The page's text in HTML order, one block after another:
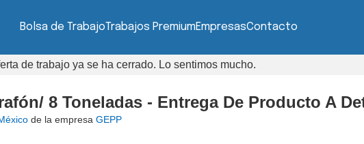
Bolsa de TrabajoTrabajos PremiumEmpresasContacto
de trabajo ya se ha cerrado. Lo sentimos mucho.
8 Toneladas - Entrega De Producto A
de la empresa GEPP